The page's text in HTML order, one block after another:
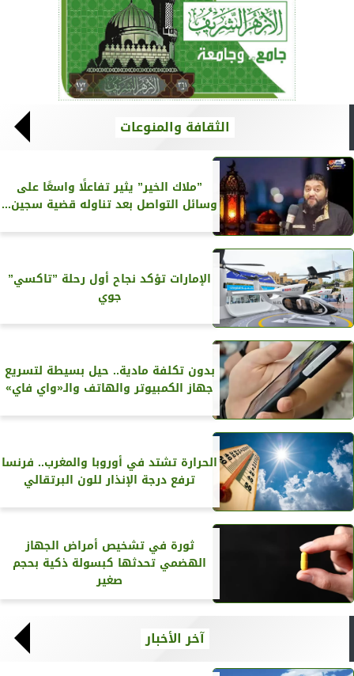
الثقافة والمنوعات
”ملاك الخير” يثير تفاعلًا واسعًا على
وسائل التواصل بعد تناوله قضية سجين...
الإمارات تؤكد نجاح أول رحلة ”تاكسي”
جوي
بدون تكلفة مادية.. حيل بسيطة لتسريع
جهاز الكمبيوتر والهاتف والـ«واي فاي»
الحرارة تشتد في أوروبا والمغرب.. فرنسا
ترفع درجة الإنذار للون البرتقالي
ثورة في تشخيص أمراض الجهاز
الهضمي تحدثها كبسولة ذكية بحجم
صغير
آخر الأخبار